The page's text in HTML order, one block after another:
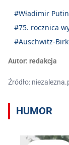
#Władimir Putin
#75. rocznica
#Auschwitz-
Autor: redakcja
Źródło:
HUMOR